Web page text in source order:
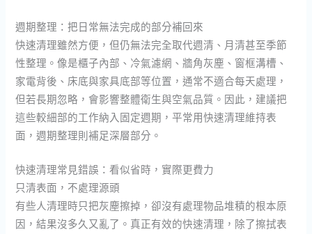
週期整理：把日常無法完成的部分補回來
快速清理雖然方便，但仍無法完全取代週清、月清甚至季節
性整理。像是櫃子內部、冷氣濾網、牆角灰塵、窗框溝槽、
家電背後、床底與家具底部等位置，通常不適合每天處理，
但若長期忽略，會影響整體衛生與空氣品質。因此，建議把
這些較細部的工作納入固定週期，平常用快速清理維持表
面，週期整理則補足深層部分。
快速清理常見錯誤：看似省時，實際更費力
只清表面，不處理源頭
有些人清理時只把灰塵擦掉，卻沒有處理物品堆積的根本原
因，結果沒多久又亂了。真正有效的快速清理，除了擦拭表